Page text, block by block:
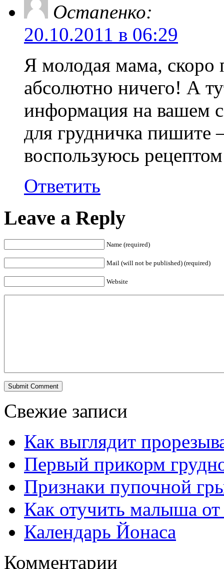
Остапенко:
20.10.2011 в 06:29
Я молодая мама,
абсолютно ничего! А
информация на вашем
для грудничка
воспользуюсь
Ответить
Leave a Reply
Name (required)
Mail (will not be published) (required)
Website
Свежие записи
Как выглядит
Первый прикорм
Признаки пупочной
Как отучить малыша от
Календарь Йонаса
Комментарии